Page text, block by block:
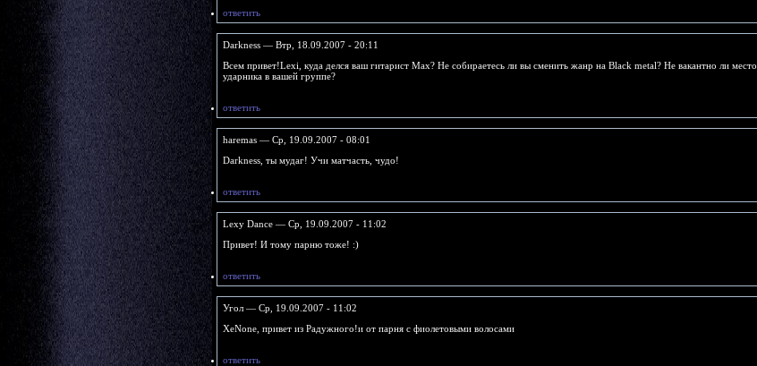
ответить
Darkness — Втр, 18.09.2007 - 20:11
Всем привет!Lехi, куда делся ваш гитарист Мах? Не собираетесь ли вы сменить жанр на Вlаck metаl? Не вакантно ли место
ударника в вашей группе?
ответить
haremas — Ср, 19.09.2007 - 08:01
Darkness, ты мудаг! Учи матчасть, чудо!
ответить
Lexy Dance — Ср, 19.09.2007 - 11:02
Привет! И тому парню тоже! :)
ответить
Угол — Ср, 19.09.2007 - 11:02
XeNonе, привет из Радужного!и от парня с фиолетовыми волосами
ответить